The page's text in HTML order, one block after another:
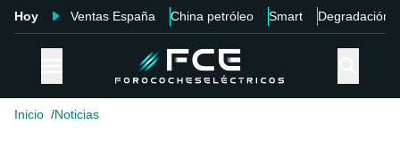
Hoy Ventas España China petróleo Smart Degradación
Inicio Noticias